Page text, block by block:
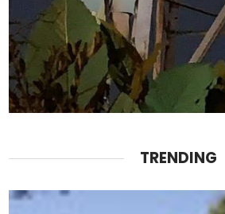
TRENDING